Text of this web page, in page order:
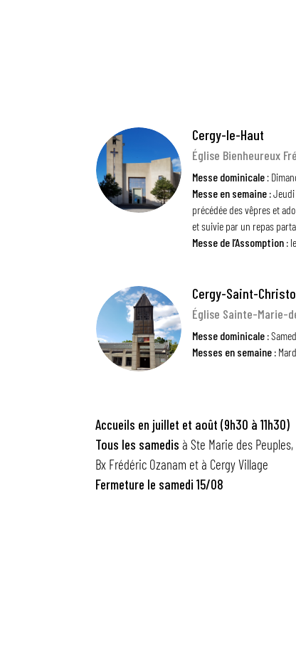
Cergy-le-Haut
Église Bienheureux
Messe dominicale:
Messe en semaine :Jeudi
précédée des vêpres et
et suivie par un repas
Messe de l’Assomption :
Cergy-Saint-
Église Sainte-Marie-
Messe dominicale :
Messes en semaine :
Accueils en juillet et août (9h30 à 11h30)
Tous les samedis à Ste Marie des Peuples,
Bx Frédéric Ozanam et à Cergy Village
Fermeture le samedi 15/08